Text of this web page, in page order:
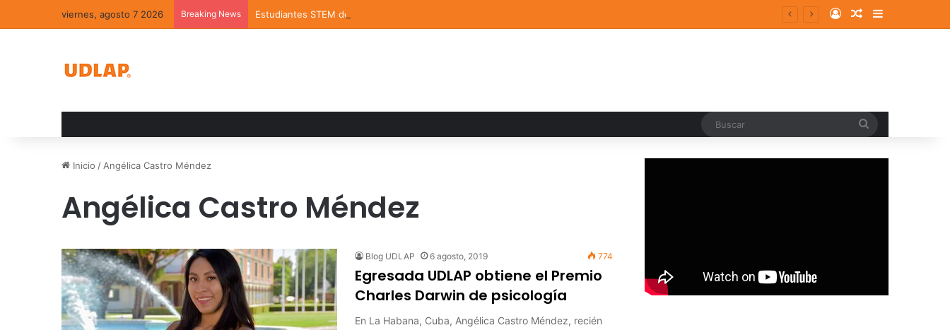
viernes, agosto 7 2026 Breaking News Estudiantes STEM de la UDLAP destacan en el MUTVI 2026 Log InRandom Article
Sidebar
Inicio / Angélica Castro Méndez
Angélica Castro Méndez
Blog UDLAP 6 agosto, 2019 774
Egresada UDLAP obtiene el Premio
Charles Darwin de psicología
En La Habana, Cuba, Angélica Castro Méndez, recién